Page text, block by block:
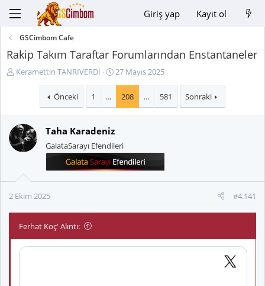
Giriş yap Kayıt ol
GSCimbom Cafe
Rakip Takım Taraftar Forumlarından Enstantaneler
K
u
B
a
t
a
n
Keramettin TANRIVERDİ
B
a
l
g
ı
ç
i
i
27 Mayıs 2025
Önceki 1 … 208 … 581 Sonraki
Taha Karadeniz
GalataSarayı Efendileri
2 Ekim 2025 #4.141
Ferhat Koç' Alıntı: